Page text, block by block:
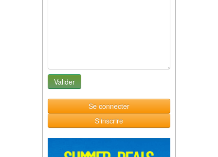
Se connecter
S'inscrire